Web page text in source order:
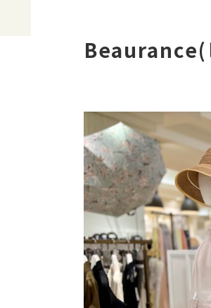
Beaurance(